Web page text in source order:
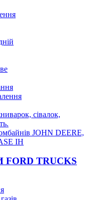
сівалок,
JOHN DEERE,
IH
TRUCKS